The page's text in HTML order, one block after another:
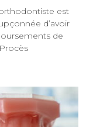
est
d’avoir
de